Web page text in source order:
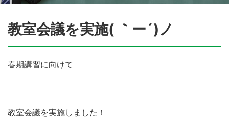
教室会議を実施( ｀ー´)ノ
春期講習に向けて
教室会議を実施しました！